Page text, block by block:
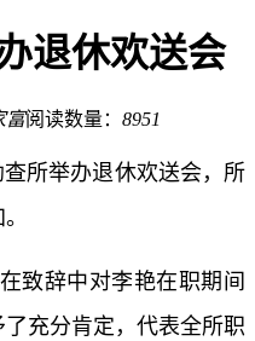
退休欢送会
富阅读数量： 8951
所举办退休欢送会，所
致辞中对李艳在职期间
充分肯定，代表全所职